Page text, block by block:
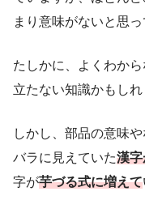
まり意味がないと思っ
たしかに、よくわか
立たない知識かもしれ
しかし、部品の意味
バラに見えていた漢
字が芋づる式に増えて